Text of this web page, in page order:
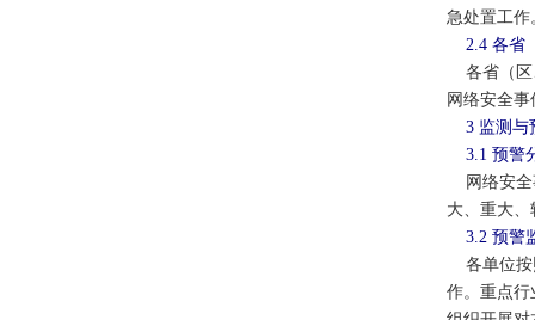
急处置工作
2.4 各省
各省（区
网络安全
3 监测与
3.1 预警
网络安全
大、重大
3.2 预警
各单位按
作。重点行